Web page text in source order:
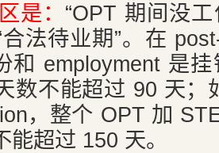
是： “OPT 期间没
法待业期”。在
和 employment 是
数不能超过 90 天；
，整个 OPT 加
能超过 150 天。